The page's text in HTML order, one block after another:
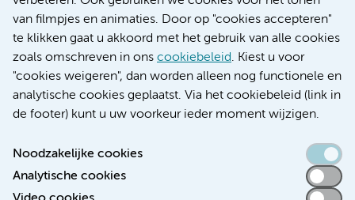
van filmpjes en animaties. Door op "cookies accepteren"
te klikken gaat u akkoord met het gebruik van alle cookies
zoals omschreven in ons cookiebeleid. Kiest u voor
"cookies weigeren", dan worden alleen nog functionele en
analytische cookies geplaatst. Via het cookiebeleid (link in
de footer) kunt u uw voorkeur ieder moment wijzigen.
Noodzakelijke cookies
Analytische cookies
Educatie locatie VUmc
Toegankelijkheidsverklaring